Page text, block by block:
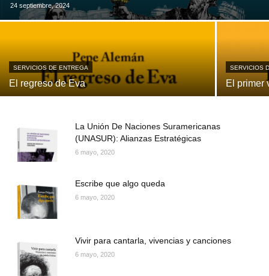
24 septiembre, 2024
SERVICIOS DE ENTREGA
El regreso de Eva
SERVICIOS
El primer
La Unión De Naciones Suramericanas
(UNASUR): Alianzas Estratégicas
6 mayo, 2020
Escribe que algo queda
6 mayo, 2020
Vivir para cantarla, vivencias y canciones
6 mayo, 2020